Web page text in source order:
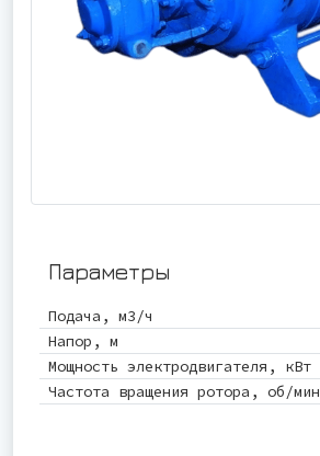
Параметры
Подача, м3/ч
Напор, м
Мощность электродвигателя, кВт
Частота вращения ротора, об/мин